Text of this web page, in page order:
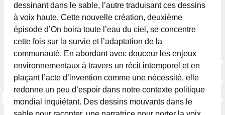
dessinant dans le sable, l’autre traduisant ces dessins
à voix haute. Cette nouvelle création, deuxième
épisode d’On boira toute l’eau du ciel, se concentre
cette fois sur la survie et l’adaptation de la
communauté. En abordant avec douceur les enjeux
environnementaux à travers un récit intemporel et en
plaçant l’acte d’invention comme une nécessité, elle
redonne un peu d’espoir dans notre contexte politique
mondial inquiétant. Des dessins mouvants dans le